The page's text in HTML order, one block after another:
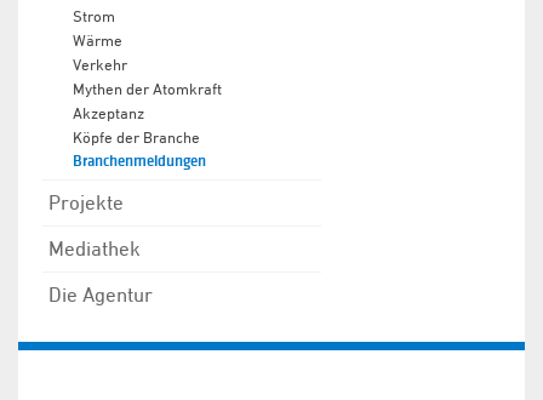
Strom
Wärme
Verkehr
Mythen der Atomkraft
Akzeptanz
Köpfe der Branche
Branchenmeldungen
Projekte
Mediathek
Die Agentur